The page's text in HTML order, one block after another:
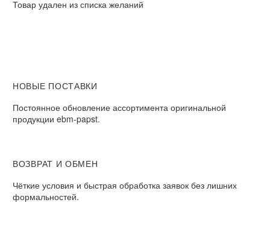
Товар удален из списка желаний
НОВЫЕ ПОСТАВКИ
Постоянное обновление ассортимента оригинальной
продукции ebm-papst.
ВОЗВРАТ И ОБМЕН
Чёткие условия и быстрая обработка заявок без лишних
формальностей.